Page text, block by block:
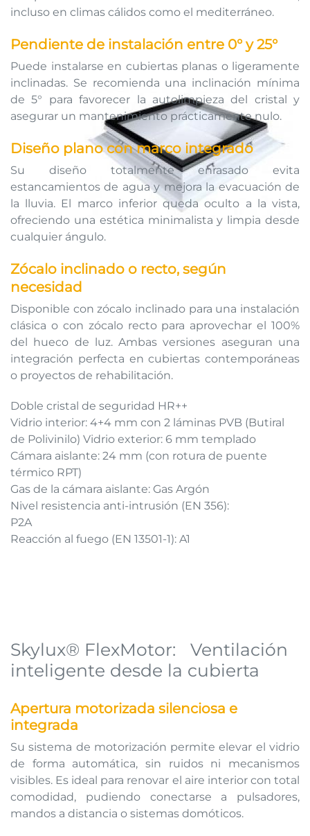
incluso en climas cálidos como el mediterráneo.
Pendiente de instalación entre 0° y 25°
Puede instalarse en cubiertas planas o ligeramente
inclinadas. Se recomienda una inclinación mínima
de 5° para favorecer la autolimpieza del cristal y
asegurar un mantenimiento prácticamente nulo.
Diseño plano con marco integrado
Su diseño totalmente enrasado evita
estancamientos de agua y mejora la evacuación de
la lluvia. El marco inferior queda oculto a la vista,
ofreciendo una estética minimalista y limpia desde
cualquier ángulo.
Zócalo inclinado o recto, según
necesidad
Disponible con zócalo inclinado para una instalación
clásica o con zócalo recto para aprovechar el 100%
del hueco de luz. Ambas versiones aseguran una
integración perfecta en cubiertas contemporáneas
o proyectos de rehabilitación.
Doble cristal de seguridad HR++
Vidrio interior: 4+4 mm con 2 láminas PVB (Butiral
de Polivinilo) Vidrio exterior: 6 mm templado
Cámara aislante: 24 mm (con rotura de puente
térmico RPT)
Gas de la cámara aislante: Gas Argón
Nivel resistencia anti-intrusión (EN 356):
P2A
Reacción al fuego (EN 13501-1): A1
Skylux® FlexMotor: Ventilación
inteligente desde la cubierta
Apertura motorizada silenciosa e
integrada
Su sistema de motorización permite elevar el vidrio
de forma automática, sin ruidos ni mecanismos
visibles. Es ideal para renovar el aire interior con total
comodidad, pudiendo conectarse a pulsadores,
mandos a distancia o sistemas domóticos.